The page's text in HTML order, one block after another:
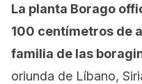
La planta Borago
100 centímetros de
familia de las
oriunda de Líbano,